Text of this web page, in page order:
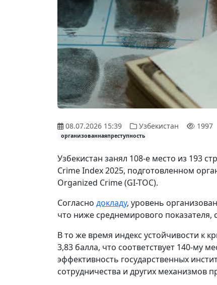
08.07.2026 15:39 Узбекистан 1997
организованнаяпреступность
Узбекистан занял 108-е место из 193
Crime Index 2025, подготовленном
Organized Crime (GI-TOC).
Согласно докладу, уровень
что ниже среднемирового показателя,
В то же время индекс устойчивости к
3,83 балла, что соответствует 140-му
эффективность государственных
сотрудничества и других механизмов